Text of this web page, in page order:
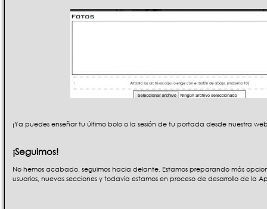
¡Ya puedes enseñar tu último bolo o la sesión de tu portada desde nuestra
¡Seguimos!
No hemos acabado, seguimos hacia delante. Estamos preparando más
usuarios, nuevas secciones y todavía estamos en proceso de desarrollo de la